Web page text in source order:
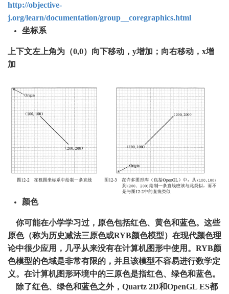
http://objective-
j.org/learn/documentation/group__coregraphics.html
坐标系
上下文左上角为（0,0）向下移动，y增加；向右移动，x增
加
颜色
你可能在小学学习过，原色包括红色、黄色和蓝色。这些
原色（称为历史减法三原色或RYB颜色模型）在现代颜色理
论中很少应用，几乎从来没有在计算机图形中使用。RYB颜
色模型的色域是非常有限的，并且该模型不容易进行数学定
义。在计算机图形环境中的三原色是指红色、绿色和蓝色。
除了红色、绿色和蓝色之外，Quartz 2D和OpenGL ES都